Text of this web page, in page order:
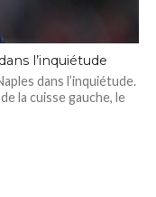
l’inquiétude
dans l’inquiétude.
la cuisse gauche, le